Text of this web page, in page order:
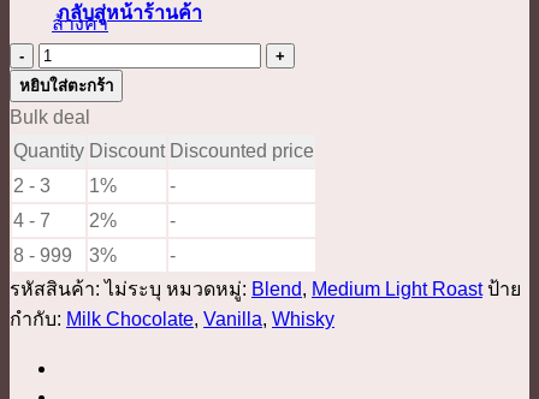
กลับสู่หน้าร้านค้า
ล้างค่า
จำนวน
Vanilla
Blend
ชิ้น
หยิบใส่ตะกร้า
Bulk deal
Quantity Discount Discounted price
2 - 3
1%
-
4 - 7
2%
-
8 - 999
3%
-
รหัสสินค้า:ไม่ระบุ หมวดหมู่: Blend, Medium Light Roast ป้าย
กำกับ: Milk Chocolate, Vanilla, Whisky